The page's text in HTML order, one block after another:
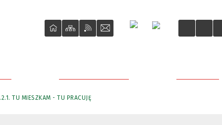
TU MIESZKAM - TU PRACUJĘ